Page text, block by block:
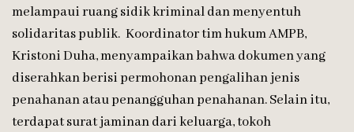
melampaui ruang sidik kriminal dan menyentuh
solidaritas publik. Koordinator tim hukum AMPB,
Kristoni Duha, menyampaikan bahwa dokumen yang
diserahkan berisi permohonan pengalihan jenis
penahanan atau penangguhan penahanan. Selain itu,
terdapat surat jaminan dari keluarga, tokoh